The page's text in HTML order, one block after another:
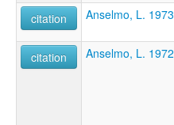
citation
Anselmo, L. 1973
citation
Anselmo, L. 1972